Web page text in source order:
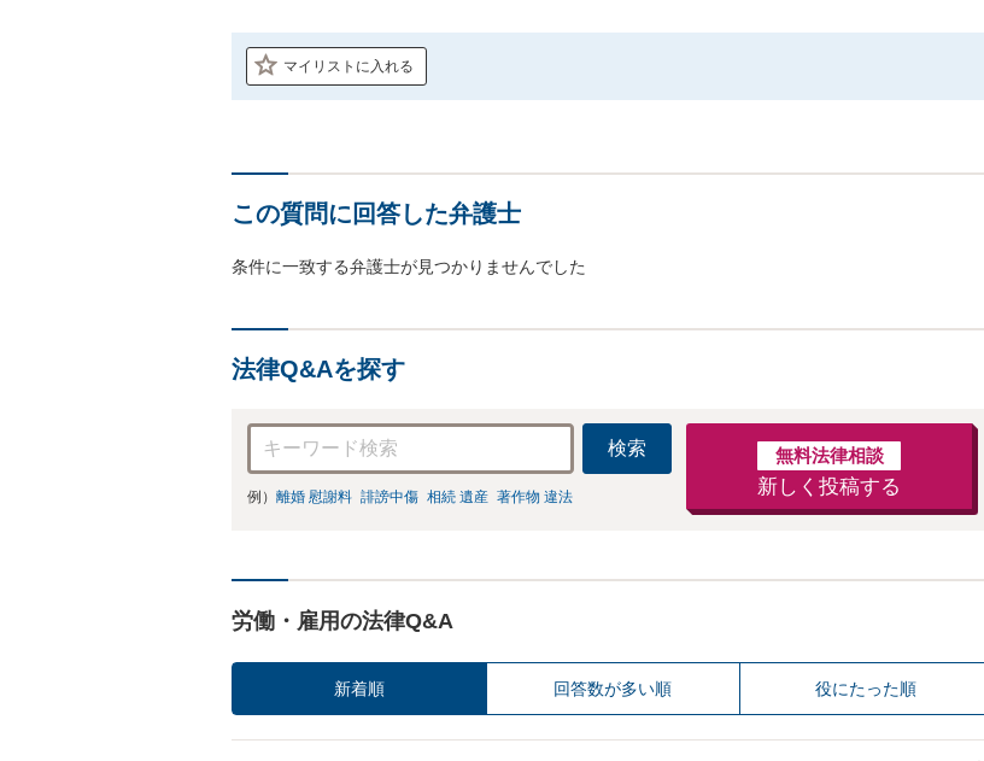
マイリストに入れる
この質問に回答した弁護士
条件に一致する弁護士が見つかりませんでした
法律Q&Aを探す
検索
例） 離婚 慰謝料 誹謗中傷 相続 遺産 著作物 違法
無料法律相談
新しく投稿する
労働・雇用の法律Q&A
新着順 回答数が多い順 役にたった順